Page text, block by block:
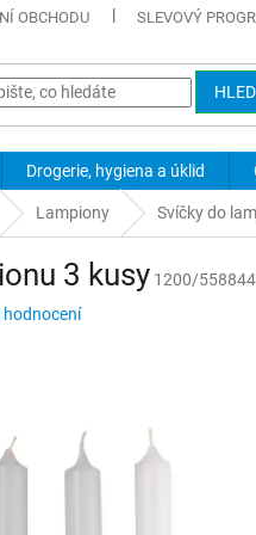
OBCHODU SLEVOVÝ
Drogerie, hygiena a úklid
Lampiony Svíčky do
3 kusy 1200/